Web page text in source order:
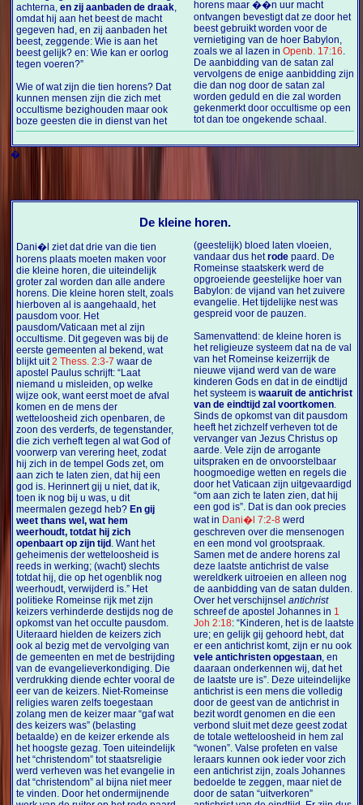
achterna,en zij aanbaden de draak,
omdat hij aan het beest de macht
gegeven had, en zij aanbaden het
beest, zeggende: Wie is aan het
beest gelijk? en: Wie kan er oorlog
tegen voeren?”
Wie of wat zijn die tien horens? Dat
kunnen mensen zijn die zich met
occultisme bezighouden maar ook
boze geesten die in dienst van het
horens maar ��n uur macht
ontvangen bevestigt dat ze door het
beest gebruikt worden voor de
vernietiging van de hoer Babylon,
zoals we al lazen in Openb. 17:16.
De aanbidding van de satan zal
vervolgens de enige aanbidding zijn
die dan nog door de satan zal
worden geduld en die zal worden
gekenmerkt door occultisme op een
tot dan toe ongekende schaal.
�
De kleine horen.
Dani�l ziet dat drie van die tien
horens plaats moeten maken voor
die kleine horen, die uiteindelijk
groter zal worden dan alle andere
horens. Die kleine horen stelt, zoals
hierboven al is aangehaald, het
pausdom voor. Het
pausdom/Vaticaan met al zijn
occultisme. Dit gegeven was bij de
eerste gemeenten al bekend, wat
blijkt uit2 Thess. 2:3-7 waar de
apostel Paulus schrijft: “Laat
niemand u misleiden, op welke
wijze ook, want eerst moet de afval
komen en de mens der
wetteloosheid zich openbaren, de
zoon des verderfs, de tegenstander,
die zich verheft tegen al wat God of
voorwerp van verering heet, zodat
hij zich in de tempel Gods zet, om
aan zich te laten zien, dat hij een
god is. Herinnert gij u niet, dat ik,
toen ik nog bij u was, u dit
meermalen gezegd heb?En gij
weet thans wel, wat hem
weerhoudt, totdat hij zich
openbaart op zijn tijd. Want het
geheimenis der wetteloosheid is
reeds in werking; (wacht) slechts
totdat hij, die op het ogenblik nog
weerhoudt, verwijderd is.” Het
politieke Romeinse rijk met zijn
keizers verhinderde destijds nog de
opkomst van het occulte pausdom.
Uiteraard hielden de keizers zich
ook al bezig met de vervolging van
de gemeenten en met de bestrijding
van de evangelieverkondiging. Die
verdrukking diende echter vooral de
eer van de keizers. Niet-Romeinse
religies waren zelfs toegestaan
zolang men de keizer maar “gaf wat
des keizers was” (belasting
betaalde) en de keizer erkende als
het hoogste gezag. Toen uiteindelijk
het “christendom” tot staatsreligie
werd verheven was het evangelie in
dat “christendom” al bijna niet meer
te vinden. Door het ondermijnende
(geestelijk) bloed laten vloeien,
vandaar dus hetrodepaard. De
Romeinse staatskerk werd de
opgroeiende geestelijke hoer van
Babylon: de vijand van het zuivere
evangelie. Het tijdelijke nest was
gespreid voor de pauzen.
Samenvattend: de kleine horen is
het religieuze systeem dat na de val
van het Romeinse keizerrijk de
nieuwe vijand werd van de ware
kinderen Gods en dat in de eindtijd
het systeem is waaruit de antichrist
van de eindtijd zal voortkomen.
Sinds de opkomst van dit pausdom
heeft het zichzelf verheven tot de
vervanger van Jezus Christus op
aarde. Vele zijn de arrogante
uitspraken en de onvoorstelbaar
hoogmoedige wetten en regels die
door het Vaticaan zijn uitgevaardigd
“om aan zich te laten zien, dat hij
een god is”. Dat is dan ook precies
wat in Dani�l 7:2-8werd
geschreven over die mensenogen
en een mond vol grootspraak.
Samen met de andere horens zal
deze laatste antichrist de valse
wereldkerk uitroeien en alleen nog
de aanbidding van de satan dulden.
Over het verschijnsel antichrist
schreef de apostel Johannes in 1
Joh 2:18: “Kinderen, het is de laatste
ure; en gelijk gij gehoord hebt, dat
er een antichrist komt, zijn er nu ook
vele antichristen opgestaan, en
daaraan onderkennen wij, dat het
de laatste ure is”. Deze uiteindelijke
antichrist is een mens die volledig
door de geest van de antichrist in
bezit wordt genomen en die een
verbond sluit met deze geest zodat
de totale wetteloosheid in hem zal
“wonen”. Valse profeten en valse
leraars kunnen ook ieder voor zich
een antichrist zijn, zoals Johannes
bedoelde te zeggen, maar niet de
door de satan “uitverkoren”